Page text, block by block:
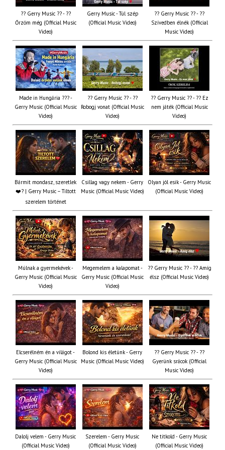
?? Gerry Music ?? - ??
Őrzöm még (Official Music
Video)
Gerry Music - Túl szép
(Official Music Video)
?? Gerry Music ?? - ??
Szívedben élnék (Official
Music Video)
Made in Hungária ??? -
Gerry Music (Official Music
Video)
?? Gerry Music ?? - ??
Robogj vonat (Official Music
Video)
?? Gerry Music ?? - ?? Ez
nem játék (Official Music
Video)
Bármit mondasz, szeretlek
❤️‍? | Gerry Music – Tiltott
szerelem történet
Csillag vagy nekem - Gerry
Music (Official Music Video)
Olyan jól esik - Gerry Music
(Official Music Video)
Múlnak a gyermekévek -
Gerry Music (Official Music
Video)
Megemelem a kalapomat -
Gerry Music (Official Music
Video)
?? Gerry Music ?? - ?? Amíg
élsz (Official Music Video)
Elcserélném én a világot -
Gerry Music (Official Music
Video)
Bolond kis életünk - Gerry
Music (Official Music Video)
?? Gerry Music ?? - ??
Gyerünk srácok (Official
Music Video)
Dalolj velem - Gerry Music
(Official Music Video)
Szerelem - Gerry Music
(Official Music Video)
Ne titkold - Gerry Music
(Official Music Video)